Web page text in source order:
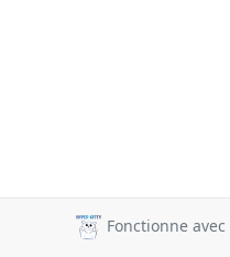
Fonctionne avec